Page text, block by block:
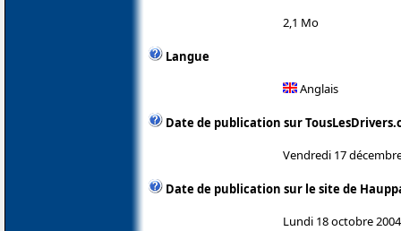
2,1 Mo
Langue
Anglais
Date de publication sur
Vendredi 17
Date de publication sur le site de
Lundi 18 octobre 2004